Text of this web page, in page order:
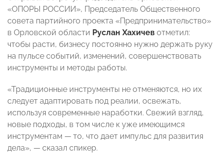
«ОПОРЫ РОССИИ», Председатель Общественного
совета партийного проекта «Предпринимательство»
в Орловской области Руслан Хахичев отметил:
чтобы расти, бизнесу постоянно нужно держать руку
на пульсе событий, изменений, совершенствовать
инструменты и методы работы.
«Традиционные инструменты не отменяются, но их
следует адаптировать под реалии, освежать,
используя современные наработки. Свежий взгляд,
новые подходы, в том числе к уже имеющимся
инструментам — то, что дает импульс для развития
дела», — сказал спикер.